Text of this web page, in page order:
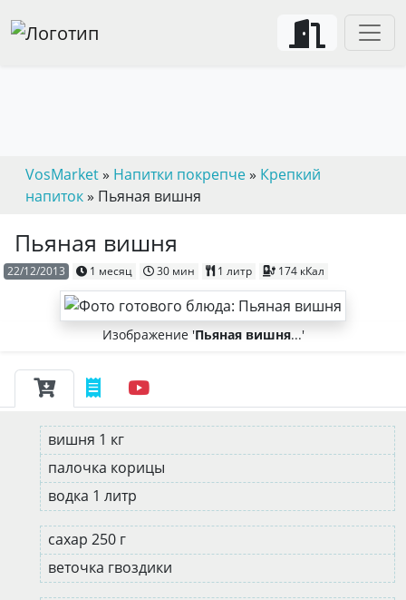
VosMarket» Напитки покрепче» Крепкий
напиток» Пьяная вишня
Пьяная вишня
22/12/2013 1 месяц 30 мин 1 литр 174 кКал
Изображение 'Пьяная вишня...'
вишня 1 кг
палочка корицы
водка 1 литр
сахар 250 г
веточка гвоздики